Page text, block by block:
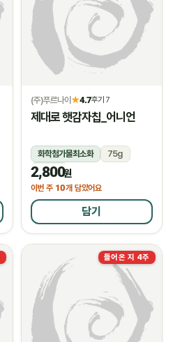
(주)푸르나이★4.7후기 7
제대로 햇감자칩_어니언
화학첨가물최소화
75g
상온
2,800원
이번 주 10개 담았어요
담기
들어온 지 4주